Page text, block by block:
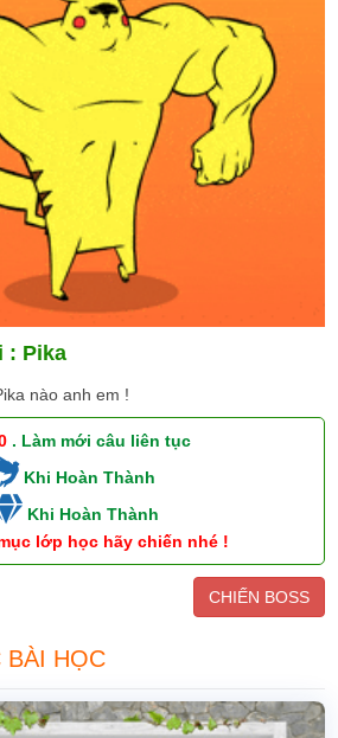
: Pika
nào anh em !
. Làm mới câu liên tục
Khi Hoàn Thành
Khi Hoàn Thành
lớp học hãy chiến nhé !
CHIẾN BOSS
BÀI HỌC